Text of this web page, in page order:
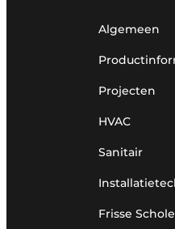
Algemeen
Projecten
HVAC
Sanitair
Frisse